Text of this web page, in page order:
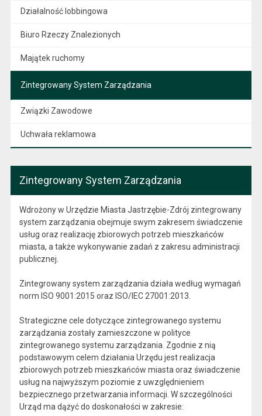
Działalność lobbingowa
Biuro Rzeczy Znalezionych
Majątek ruchomy
Zintegrowany System Zarządzania
Związki Zawodowe
Uchwała reklamowa
Zintegrowany System Zarządzania
Wdrożony w Urzędzie Miasta Jastrzębie-Zdrój zintegrowany
system zarządzania obejmuje swym zakresem świadczenie
usług oraz realizację zbiorowych potrzeb mieszkańców
miasta, a także wykonywanie zadań z zakresu administracji
publicznej.
Zintegrowany system zarządzania działa według wymagań
norm ISO 9001:2015 oraz ISO/IEC 27001:2013.
Strategiczne cele dotyczące zintegrowanego systemu
zarządzania zostały zamieszczone w polityce
zintegrowanego systemu zarządzania. Zgodnie z nią
podstawowym celem działania Urzędu jest realizacja
zbiorowych potrzeb mieszkańców miasta oraz świadczenie
usług na najwyższym poziomie z uwzględnieniem
bezpiecznego przetwarzania informacji. W szczególności
Urząd ma dążyć do doskonałości w zakresie: